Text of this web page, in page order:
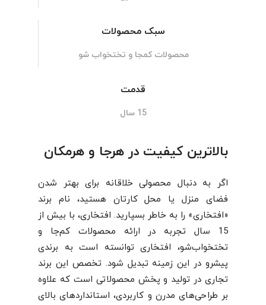
سبک محصولات
محصولات کمجا و تختخواب شو
قدمت
15 سال
بالاترین کیفیت در هرجا و هرمکان
اگر به دنبال محصولی خلاقانه برای بهتر شدن
فضای منزل یا محل کارتان هستید، نام برند
«افتخاری» را به خاطر بسپارید. افتخاری، با بیش از
15 سال تجربه در ارائه محصولات کم‌جا و
تختخواب‌شو، افتخاری توانسته است به برندی
پیشرو در این زمینه تبدیل شود. تخصص این برند
تجاری در تولید و پخش محصولاتی است که علاوه
بر طراحی‌های مدرن و کاربردی، استانداردهای بالای